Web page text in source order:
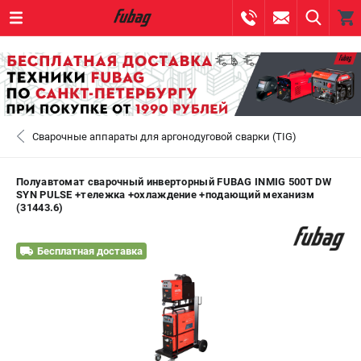
ВХОД ИЛИ РЕГИСТРАЦИЯ
ЗАКАЗАТЬ ЗАПЧАСТЬ
+7 (8112) 59-10-67 - ЗАКАЗ ЗАПЧАСТЕЙ
+7 (812) 317-60-57 - ЗАКАЗ ИЗДЕЛИЙ
САНКТ-ПЕТЕРБУРГ
0 ₽
Сварочные аппараты для аргонодуговой сварки (TIG)
Полуавтомат сварочный инверторный FUBAG INMIG 500Т DW
SYN PULSE +тележка +охлаждение +подающий механизм
(31443.6)
Бесплатная доставка